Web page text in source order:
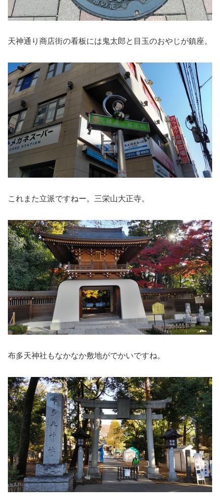
天神通り商店街の看板には鬼太郎と目玉のおやじが鎮座。
これまた立派ですねー。三栄山大正寺。
布多天神社もなかなか敷地がでかいですね。